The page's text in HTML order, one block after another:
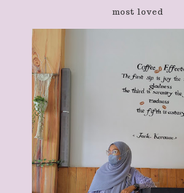
most loved